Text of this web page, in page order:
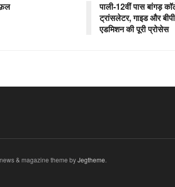
पाली-12वीं पास बांगड़
ट्रांसलेटर, गाइड और
एडमिशन की पूरी प्रोसेस
& magazine theme byJegtheme.